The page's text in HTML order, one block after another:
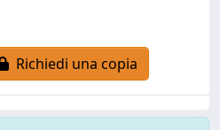
Richiedi una copia